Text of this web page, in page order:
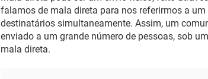
falamos de mala direta para nos referirmos a
destinatários simultaneamente. Assim, um
enviado a um grande número de pessoas, sob
mala direta.